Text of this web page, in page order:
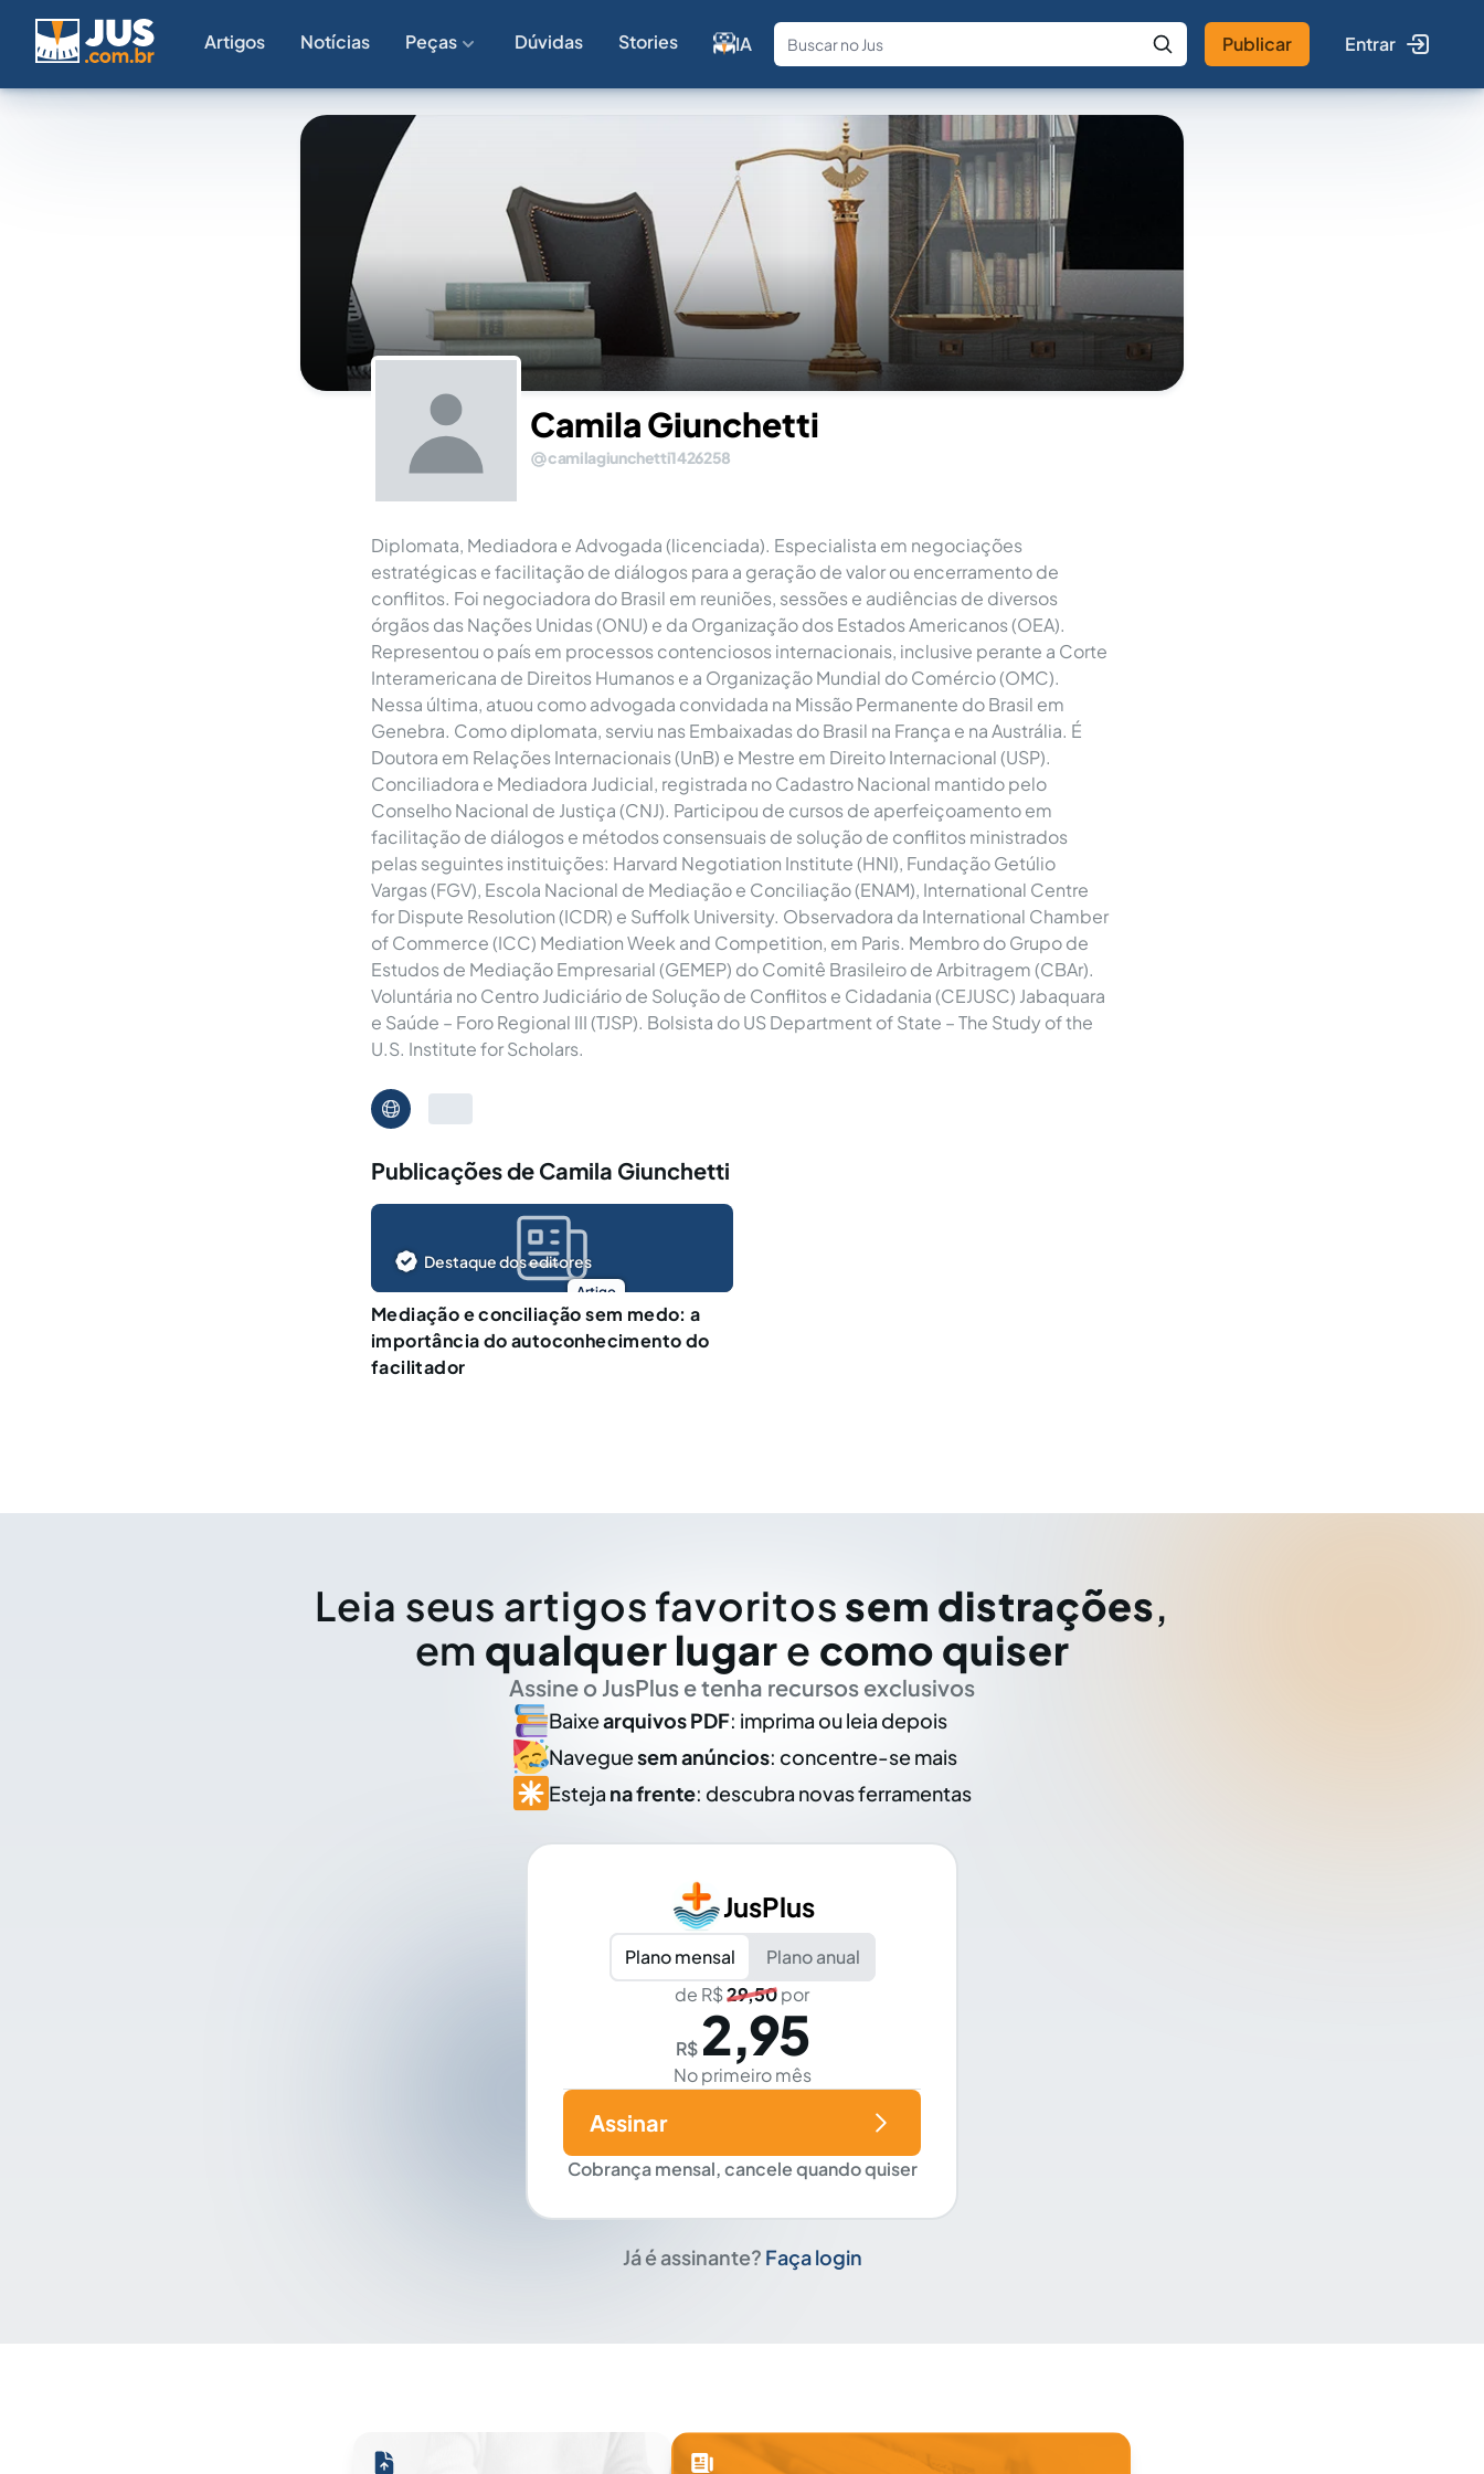
Artigos Notícias Peças Dúvidas Stories IA
Fale com a IA Buscar no Jus
Publicar Entrar
Camila Giunchetti
camilagiunchetti1426258
Diplomata, Mediadora e Advogada (licenciada). Especialista em negociações
estratégicas e facilitação de diálogos para a geração de valor ou encerramento de
conflitos. Foi negociadora do Brasil em reuniões, sessões e audiências de diversos
órgãos das Nações Unidas (ONU) e da Organização dos Estados Americanos (OEA).
Representou o país em processos contenciosos internacionais, inclusive perante a Corte
Interamericana de Direitos Humanos e a Organização Mundial do Comércio (OMC).
Nessa última, atuou como advogada convidada na Missão Permanente do Brasil em
Genebra. Como diplomata, serviu nas Embaixadas do Brasil na França e na Austrália. É
Doutora em Relações Internacionais (UnB) e Mestre em Direito Internacional (USP).
Conciliadora e Mediadora Judicial, registrada no Cadastro Nacional mantido pelo
Conselho Nacional de Justiça (CNJ). Participou de cursos de aperfeiçoamento em
facilitação de diálogos e métodos consensuais de solução de conflitos ministrados
pelas seguintes instituições: Harvard Negotiation Institute (HNI), Fundação Getúlio
Vargas (FGV), Escola Nacional de Mediação e Conciliação (ENAM), International Centre
for Dispute Resolution (ICDR) e Suffolk University. Observadora da International Chamber
of Commerce (ICC) Mediation Week and Competition, em Paris. Membro do Grupo de
Estudos de Mediação Empresarial (GEMEP) do Comitê Brasileiro de Arbitragem (CBAr).
Voluntária no Centro Judiciário de Solução de Conflitos e Cidadania (CEJUSC) Jabaquara
e Saúde – Foro Regional III (TJSP). Bolsista do US Department of State – The Study of the
U.S. Institute for Scholars.
Publicações de Camila Giunchetti
Artigo
Destaque dos editores
Mediação e conciliação sem medo: a
importância do autoconhecimento do
facilitador
Leia seus artigos favoritos sem distrações,
em qualquer lugar e como quiser
Assine o JusPlus e tenha recursos exclusivos
Baixearquivos PDF: imprima ou leia depois
Naveguesem anúncios: concentre-se mais
Esteja na frente: descubra novas ferramentas
JusPlus
Plano mensal
Plano anual
de R$29,50por
R$ 2,95
No primeiro mês
Cobrança mensal, cancele quando quiser
Assinar
Já é assinante? Faça login